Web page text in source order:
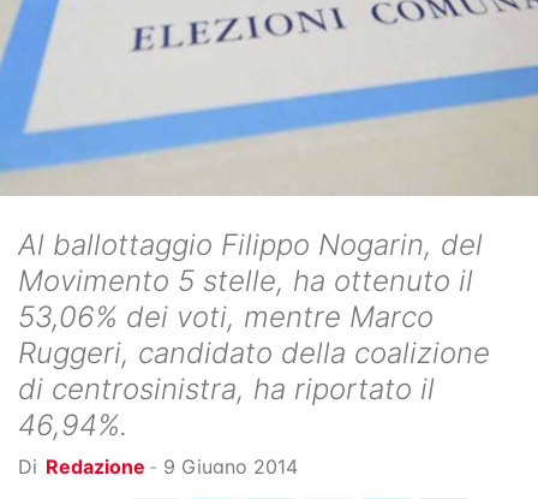
Al ballottaggio Filippo Nogarin, del
Movimento 5 stelle, ha ottenuto il
53,06% dei voti, mentre Marco
Ruggeri, candidato della coalizione
di centrosinistra, ha riportato il
46,94%.
Di Redazione - 9 Giugno 2014